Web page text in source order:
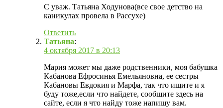
С уваж. Татьяна Ходунова(все свое детство на
каникулах провела в Рассухе)
Ответить
Татьяна:
4 октября 2017 в 20:13
Мария может мы даже родственники, моя бабушка
Кабанова Ефросинья Емельяновна, ее сестры
Кабановы Евдокия и Марфа, так что ищите и я
буду тоже,если что найдете, сообщите здесь на
сайте, если я что найду тоже напишу вам.